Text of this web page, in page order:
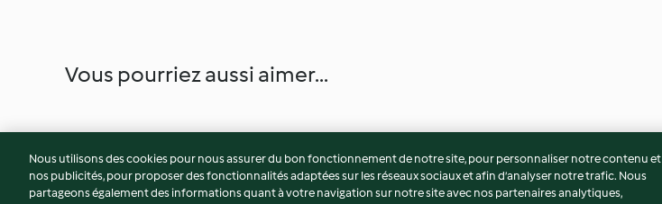
Vous pourriez aussi aimer...
Nous utilisons des cookies pour nous assurer du bon fonctionnement de notre site, pour personnaliser notre contenu et
nos publicités, pour proposer des fonctionnalités adaptées sur les réseaux sociaux et afin d’analyser notre trafic. Nous
partageons également des informations quant à votre navigation sur notre site avec nos partenaires analytiques,